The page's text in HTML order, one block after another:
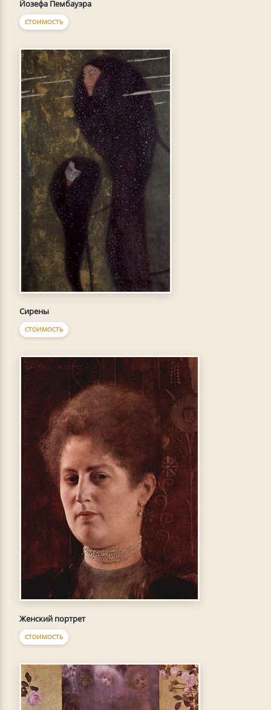
Йозефа Пембауэра
СТОИМОСТЬ
Сирены
СТОИМОСТЬ
Женский портрет
СТОИМОСТЬ